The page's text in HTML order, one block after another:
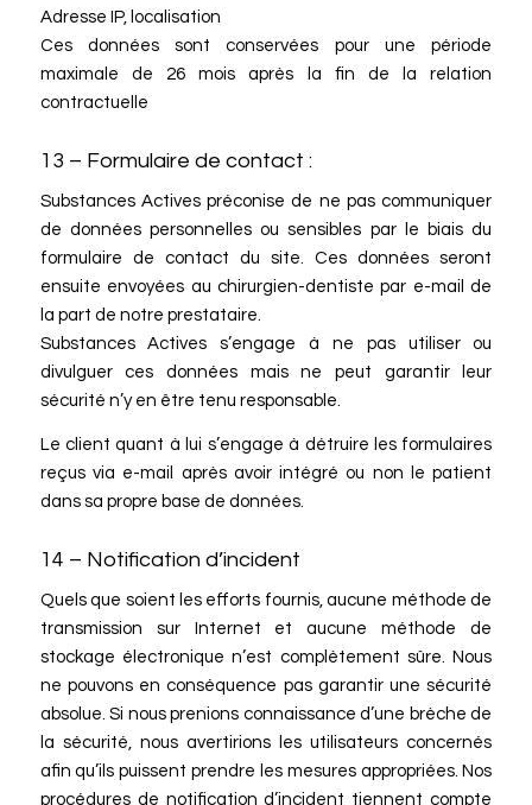
Adresse IP, localisation
Ces données sont conservées pour une période
maximale de 26 mois après la fin de la relation
contractuelle
13 – Formulaire de contact :
Substances Actives préconise de ne pas communiquer
de données personnelles ou sensibles par le biais du
formulaire de contact du site. Ces données seront
ensuite envoyées au chirurgien-dentiste par e-mail de
la part de notre prestataire.
Substances Actives s’engage à ne pas utiliser ou
divulguer ces données mais ne peut garantir leur
sécurité n’y en être tenu responsable.
Le client quant à lui s’engage à détruire les formulaires
reçus via e-mail après avoir intégré ou non le patient
dans sa propre base de données.
14 – Notification d’incident
Quels que soient les efforts fournis, aucune méthode de
transmission sur Internet et aucune méthode de
stockage électronique n’est complètement sûre. Nous
ne pouvons en conséquence pas garantir une sécurité
absolue. Si nous prenions connaissance d’une brèche de
la sécurité, nous avertirions les utilisateurs concernés
afin qu’ils puissent prendre les mesures appropriées. Nos
procédures de notification d’incident tiennent compte